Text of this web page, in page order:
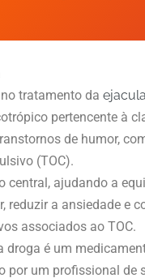
tratamento da
pertencente à
de humor,
(TOC).
central, ajudando a
reduzir a ansiedade e
associados ao TOC.
droga é um
por um profissional de